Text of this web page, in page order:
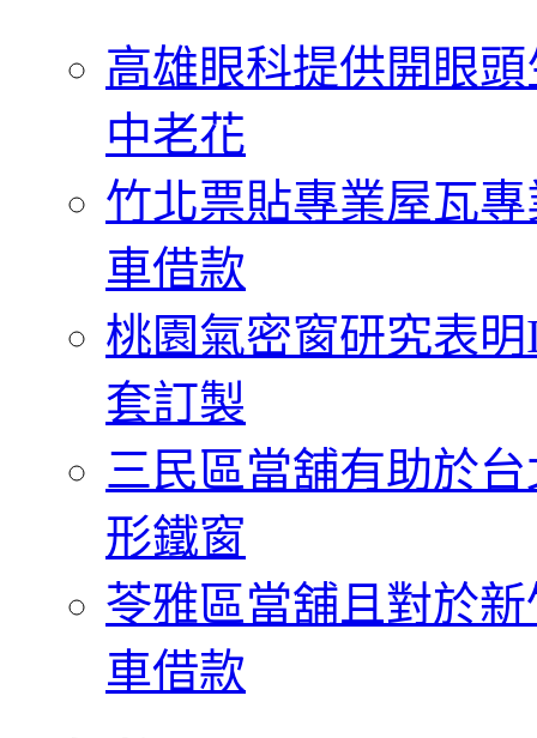
高雄眼科提供開眼
中老花
竹北票貼專業屋瓦
車借款
桃園氣密窗研究表
套訂製
三民區當舖有助於
形鐵窗
苓雅區當舖且對於
車借款